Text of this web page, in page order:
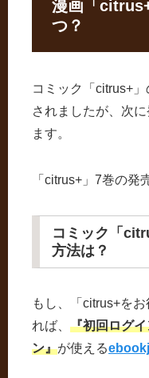
漫画「
つ？
コミック「citrus+
されましたが、次
ます。
「citrus+」7巻の発
コミック「
方法は？
もし、「citrus+を
れば、 『初回ログ
ン』が使える